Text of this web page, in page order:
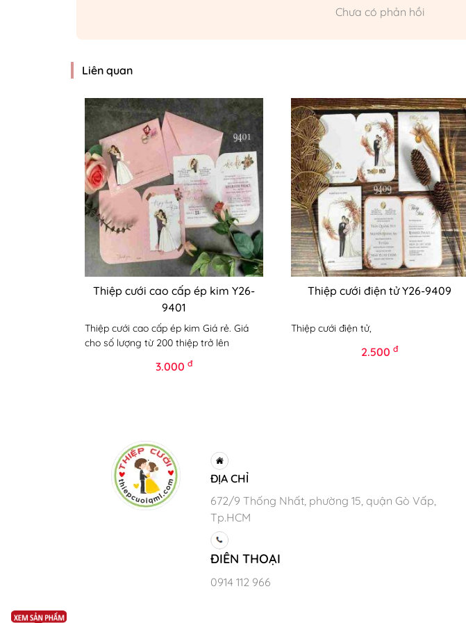
Chưa có phản hồi
Liên quan
Thiệp cưới cao cấp ép kim Y26-
9401
Thiệp cưới cao cấp ép kim Giá rẻ. Giá
cho số lượng từ 200 thiệp trở lên
3.000 đ
Thiệp cưới điện tử Y26-9409
Thiệp cưới điện tử,
2.500đ
ĐỊA CHỈ
672/9 Thống Nhất, phường 15, quận Gò Vấp,
Tp.HCM
ĐIÊN THOẠI
0914 112 966